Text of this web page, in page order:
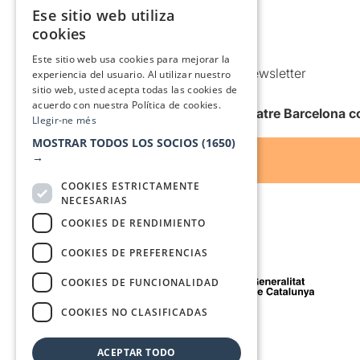
Política de Cookies
Comunicaciones comerciales y Newsletter
Anuncia’t
Quiero recibir la newsletter de Teatre Barcelona
Con el apoyo de
Ese sitio web utiliza
cookies
Este sitio web usa cookies para mejorar la
experiencia del usuario. Al utilizar nuestro
sitio web, usted acepta todas las cookies de
acuerdo con nuestra Política de cookies.
Llegir-ne més
MOSTRAR TODOS LOS SOCIOS (1650)
→
COOKIES ESTRICTAMENTE
NECESARIAS
COOKIES DE RENDIMIENTO
COOKIES DE PREFERENCIAS
COOKIES DE FUNCIONALIDAD
COOKIES NO CLASIFICADAS
ACEPTAR TODO